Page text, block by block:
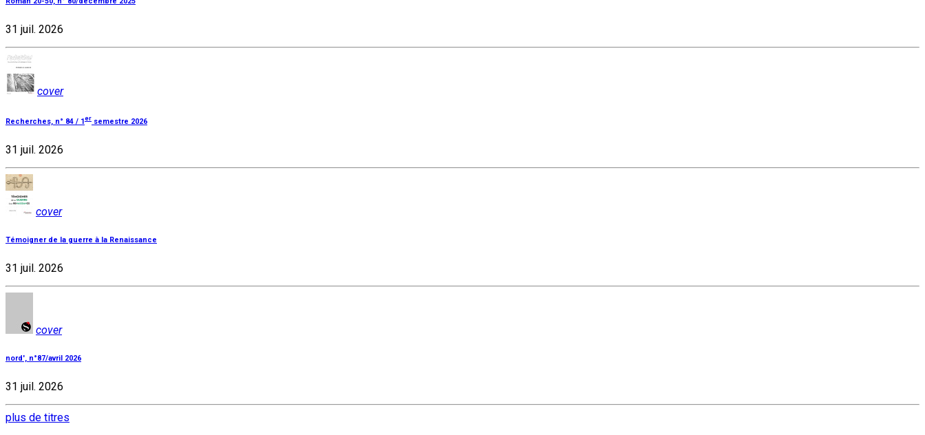
31 juil. 2026
cover
Recherches, n° 84 / 1er semestre 2026
31 juil. 2026
cover
Témoigner de la guerre à la Renaissance
31 juil. 2026
cover
nord', n°87/avril 2026
31 juil. 2026
plus de titres